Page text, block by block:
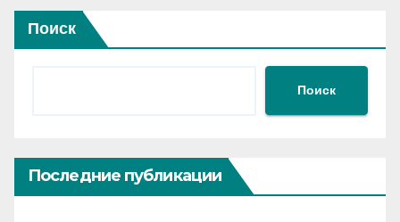
Поиск
Поиск
Последние публикации